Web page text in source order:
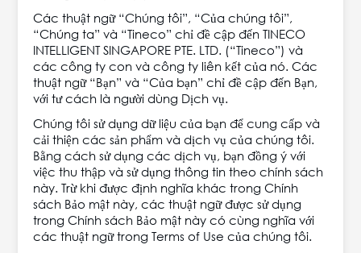
Các thuật ngữ “Chúng tôi”, “Của chúng tôi”,
“Chúng ta” và “Tineco” chỉ đề cập đến TINECO
INTELLIGENT SINGAPORE PTE. LTD. (“Tineco”) và
các công ty con và công ty liên kết của nó. Các
thuật ngữ “Bạn” và “Của bạn” chỉ đề cập đến Bạn,
với tư cách là người dùng Dịch vụ.
Chúng tôi sử dụng dữ liệu của bạn để cung cấp và
cải thiện các sản phẩm và dịch vụ của chúng tôi.
Bằng cách sử dụng các dịch vụ, bạn đồng ý với
việc thu thập và sử dụng thông tin theo chính sách
này. Trừ khi được định nghĩa khác trong Chính
sách Bảo mật này, các thuật ngữ được sử dụng
trong Chính sách Bảo mật này có cùng nghĩa với
các thuật ngữ trong Terms of Use của chúng tôi.